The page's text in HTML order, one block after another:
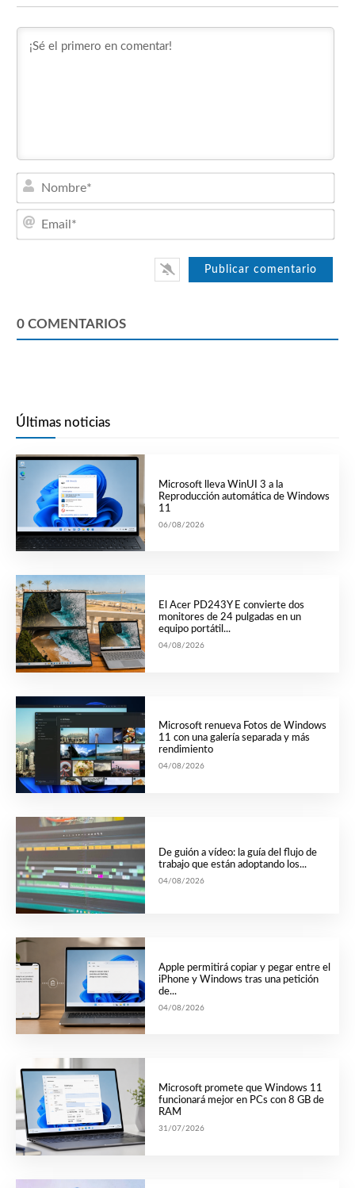
0 COMENTARIOS
Últimas noticias
Microsoft lleva WinUI 3 a la
Reproducción automática de Windows
11
06/08/2026
El Acer PD243Y E convierte dos
monitores de 24 pulgadas en un
equipo portátil...
04/08/2026
Microsoft renueva Fotos de Windows
11 con una galería separada y más
rendimiento
04/08/2026
De guión a vídeo: la guía del flujo de
trabajo que están adoptando los...
04/08/2026
Apple permitirá copiar y pegar entre el
iPhone y Windows tras una petición
de...
04/08/2026
Microsoft promete que Windows 11
funcionará mejor en PCs con 8 GB de
RAM
31/07/2026